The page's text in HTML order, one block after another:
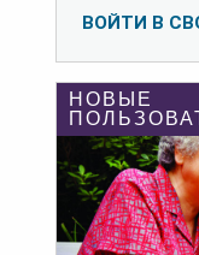
ВОЙТИ В
НОВЫЕ